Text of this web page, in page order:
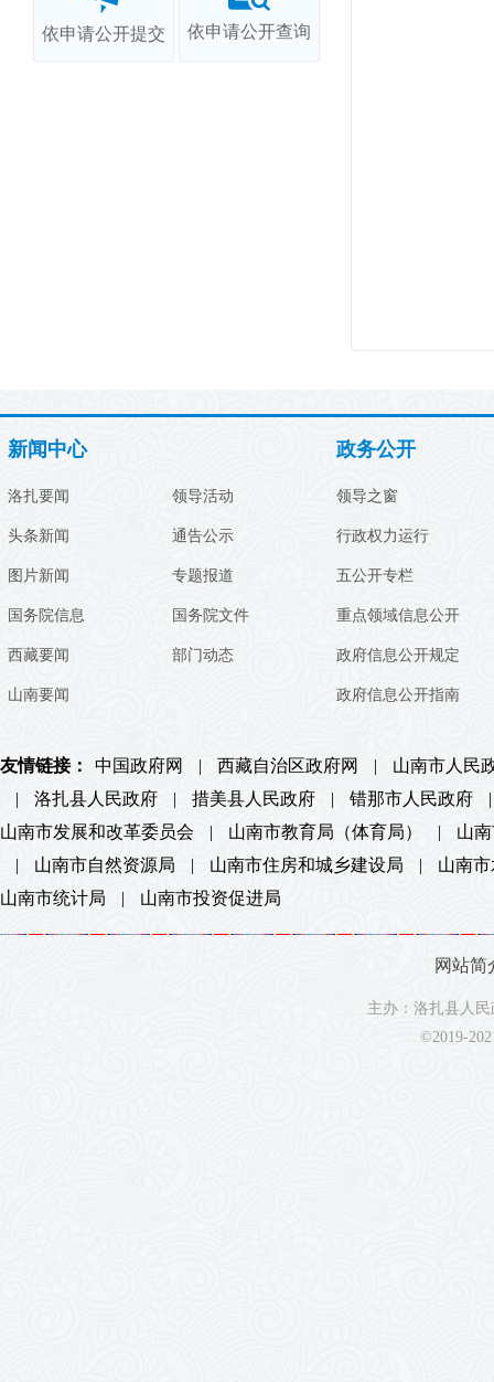
依申请公开提交 依申请公开查询
新闻中心
洛扎要闻
头条新闻
图片新闻
国务院信息
西藏要闻
山南要闻
领导活动
通告公示
专题报道
国务院文件
部门动态
政务公开
领导之窗
行政权力运行
五公开专栏
重点领域信息公开
政府信息公开规定
政府信息公开指南
友情链接： 中国政府网 | 西藏自治区政府网 |
山南市人民
|
洛扎县人民政府 | 措美县人民政府 | 错那市人民政府
|
山南市发展和改革委员会
| 山南市教育局（体育局） |
山
|
山南市自然资源局 | 山南市住房和城乡建设局 |
山南
山南市统计局
| 山南市投资促进局
网站简
主办：洛扎县人
©2019-